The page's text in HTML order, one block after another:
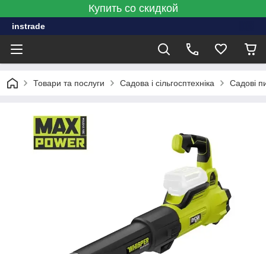
Купить со скидкой
instrade
Товари та послуги Садова і сільгосптехніка Садові